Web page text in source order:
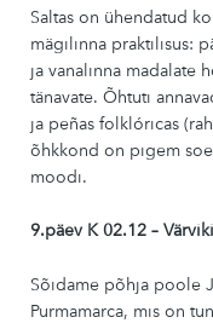
Saltas on ühendatud
mägilinna praktilisus:
ja vanalinna madalate
tänavate. Õhtuti
ja peñas folklóricas
õhkkond on pigem
moodi.
9.päev K 02.12 –
Sõidame põhja poole
Purmamarca, mis on